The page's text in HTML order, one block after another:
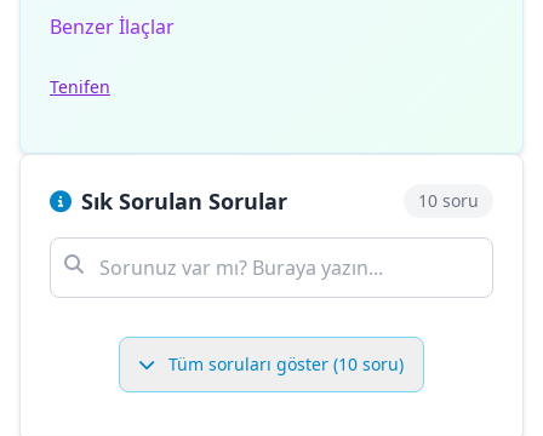
Benzer İlaçlar
Tenifen
Sık Sorulan Sorular 10 soru
Tüm soruları göster (10 soru)